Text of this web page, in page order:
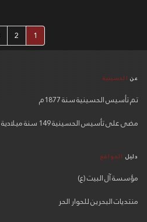
1
2
عن الحسينية
تم تأسيس الحسينية سنة 1877م
مضى على تأسيس الحسينية 149 سنة ميلادية
دليل المواقع
مؤسسة آل البيت (ع)
منتديات البحرين للحوار الحر